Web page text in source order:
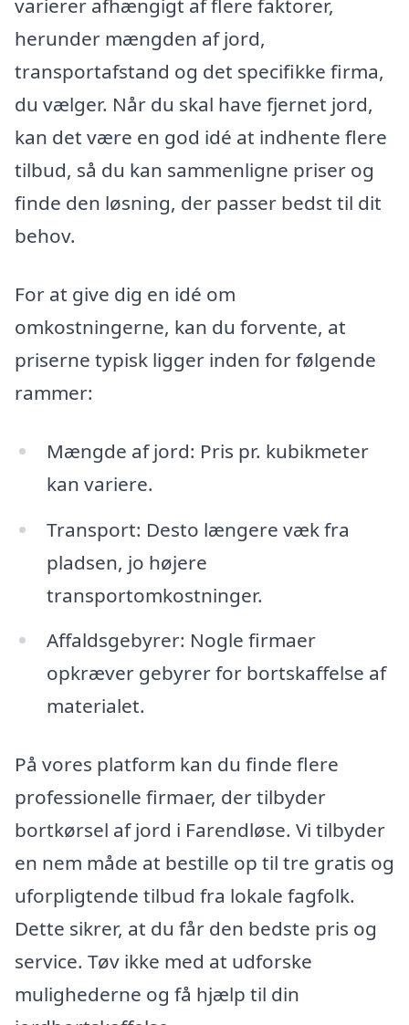
varierer afhængigt af flere faktorer,
herunder mængden af jord,
transportafstand og det specifikke firma,
du vælger. Når du skal have fjernet jord,
kan det være en god idé at indhente flere
tilbud, så du kan sammenligne priser og
finde den løsning, der passer bedst til dit
behov.
For at give dig en idé om
omkostningerne, kan du forvente, at
priserne typisk ligger inden for følgende
rammer:
Mængde af jord: Pris pr. kubikmeter
kan variere.
Transport: Desto længere væk fra
pladsen, jo højere
transportomkostninger.
Affaldsgebyrer: Nogle firmaer
opkræver gebyrer for bortskaffelse af
materialet.
På vores platform kan du finde flere
professionelle firmaer, der tilbyder
bortkørsel af jord i Farendløse. Vi tilbyder
en nem måde at bestille op til tre gratis og
uforpligtende tilbud fra lokale fagfolk.
Dette sikrer, at du får den bedste pris og
service. Tøv ikke med at udforske
mulighederne og få hjælp til din